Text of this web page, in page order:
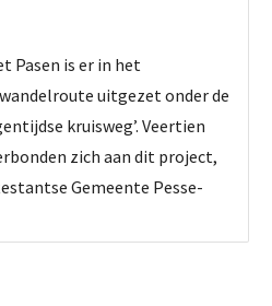
Pasen is er in het
uitgezet onder de
kruisweg’. Veertien
zich aan dit project,
Gemeente Pesse-